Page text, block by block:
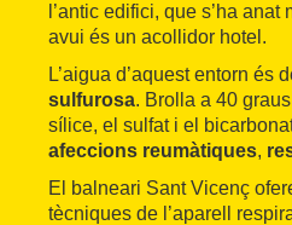
l’antic edifici, que s’ha
avui és un acollidor hotel.
L’aigua d’aquest entorn és
sulfurosa. Brolla a 40
sílice, el sulfat i el
afeccions reumàtiques,
El balneari Sant Vicenç
tècniques de l’aparell